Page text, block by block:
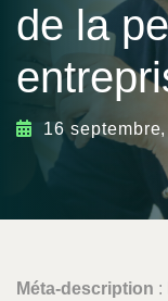
de la
16
Méta-description :